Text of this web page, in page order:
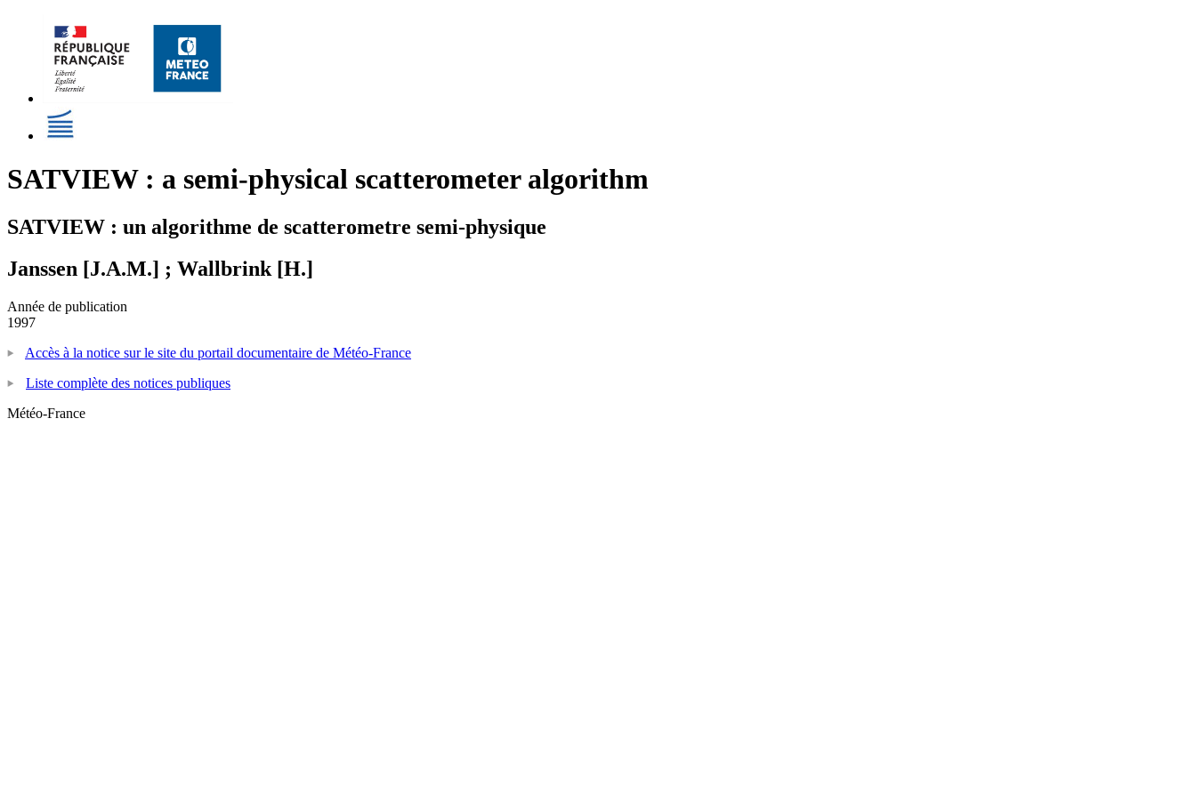
SATVIEW : a semi-physical scatterometer algorithm
SATVIEW : un algorithme de scatterometre semi-physique
Janssen [J.A.M.] ; Wallbrink [H.]
Année de publication
1997
Accès à la notice sur le site du portail documentaire de Météo-France
Liste complète des notices publiques
Météo-France